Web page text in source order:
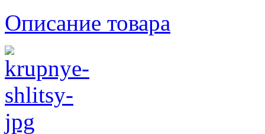
Описание товара